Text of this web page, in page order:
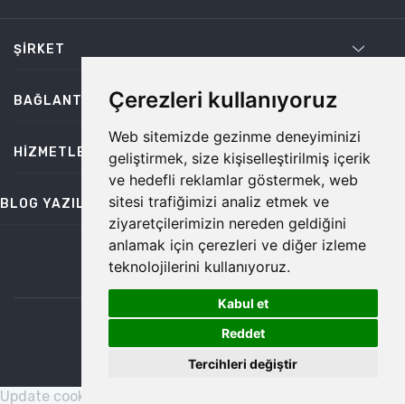
Çerezleri kullanıyoruz
Web sitemizde gezinme deneyiminizi
geliştirmek, size kişiselleştirilmiş içerik
ve hedefli reklamlar göstermek, web
sitesi trafiğimizi analiz etmek ve
ziyaretçilerimizin nereden geldiğini
anlamak için çerezleri ve diğer izleme
teknolojilerini kullanıyoruz.
Kabul et
Reddet
Tercihleri değiştir
ŞIRKET
BAĞLANTILAR
HIZMETLER
BLOG YAZILARI
bilgi@temiz.co
©2026 Temiz, Her Hakkı Saklıdır.
Update cookies preferences